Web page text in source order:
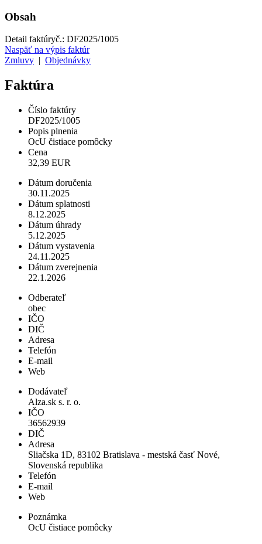
Obsah
Detail faktúryč.: DF2025/1005
Naspäť na výpis faktúr
Zmluvy
Objednávky
Faktúra
Číslo faktúry
DF2025/1005
Popis plnenia
OcU čistiace pomôcky
Cena
32,39 EUR
Dátum doručenia
30.11.2025
Dátum splatnosti
8.12.2025
Dátum úhrady
5.12.2025
Dátum vystavenia
24.11.2025
Dátum zverejnenia
22.1.2026
Odberateľ
obec
IČO
DIČ
Adresa
Telefón
E-mail
Web
Dodávateľ
Alza.sk s. r. o.
IČO
36562939
DIČ
Adresa
Sliačska 1D, 83102 Bratislava - mestská časť Nové,
Slovenská republika
Telefón
E-mail
Web
Poznámka
OcU čistiace pomôcky